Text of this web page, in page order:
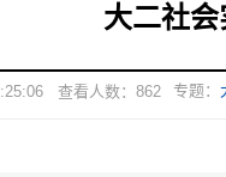
大二社
查看人数： 862 专题：